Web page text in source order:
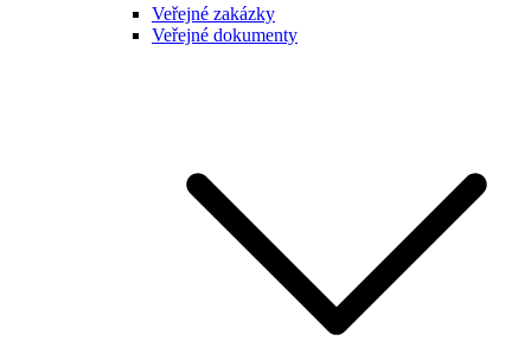
Veřejné zakázky
Veřejné dokumenty